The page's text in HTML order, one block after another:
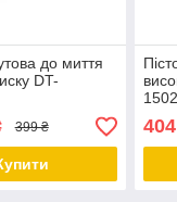
до миття
DT-
1509/1515/1517
DT-1543
399 ₴